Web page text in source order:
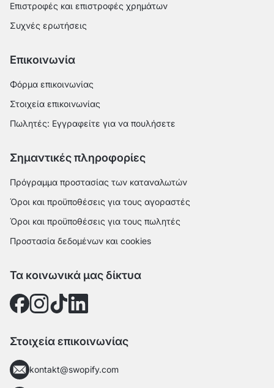
Επιστροφές και επιστροφές χρημάτων
Συχνές ερωτήσεις
Επικοινωνία
Φόρμα επικοινωνίας
Στοιχεία επικοινωνίας
Πωλητές: Εγγραφείτε για να πουλήσετε
Σημαντικές πληροφορίες
Πρόγραμμα προστασίας των καταναλωτών
Όροι και προϋποθέσεις για τους αγοραστές
Όροι και προϋποθέσεις για τους πωλητές
Προστασία δεδομένων και cookies
Τα κοινωνικά μας δίκτυα
Στοιχεία επικοινωνίας
kontakt@swopify.com